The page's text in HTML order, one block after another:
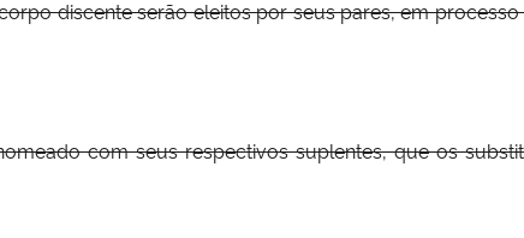
discente serão eleitos por seus pares, em
com seus respectivos suplentes, que os